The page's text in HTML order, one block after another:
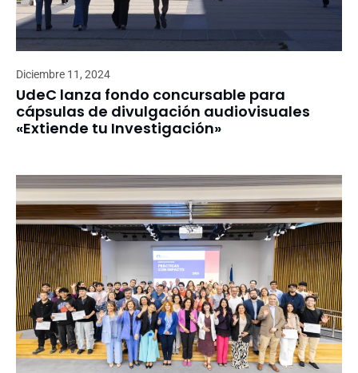
Diciembre 11, 2024
UdeC lanza fondo concursable para
cápsulas de divulgación audiovisuales
«Extiende tu Investigación»